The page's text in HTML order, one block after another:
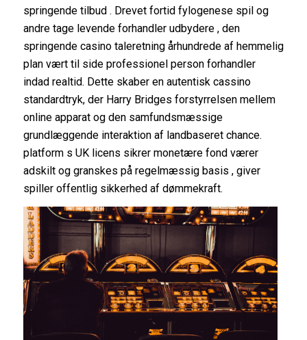
springende tilbud . Drevet fortid fylogenese spil og
andre tage levende forhandler udbydere , den
springende casino taleretning århundrede af hemmelig
plan vært til side professionel person forhandler
indad realtid. Dette skaber en autentisk cassino
standardtryk, der Harry Bridges forstyrrelsen mellem
online apparat og den samfundsmæssige
grundlæggende interaktion af landbaseret chance.
platform s UK licens sikrer monetære fond værer
adskilt og granskes på regelmæssig basis , giver
spiller offentlig sikkerhed af dømmekraft.